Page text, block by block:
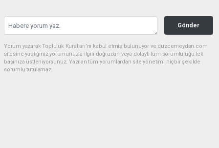
Gönder
Yorum yazarak Topluluk Kuralları’nı kabul etmiş bulunuyor ve duzcemeydan.com
sitesine yaptığınız yorumunuzla ilgili doğrudan veya dolaylı tüm sorumluluğu tek
başınıza üstleniyorsunuz. Yazılan tüm yorumlardan site yönetimi hiçbir şekilde
sorumlu tutulamaz.